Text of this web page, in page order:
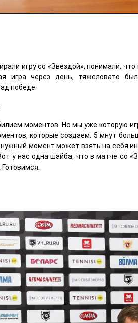
игру со «Звездой», понимали, что
игра через день, тяжеловато
победе.
моментов. Но мы уже которую
которые создаем. 5 мнут
нужный момент может взять на себя
у нас одна шайба, что в матче со